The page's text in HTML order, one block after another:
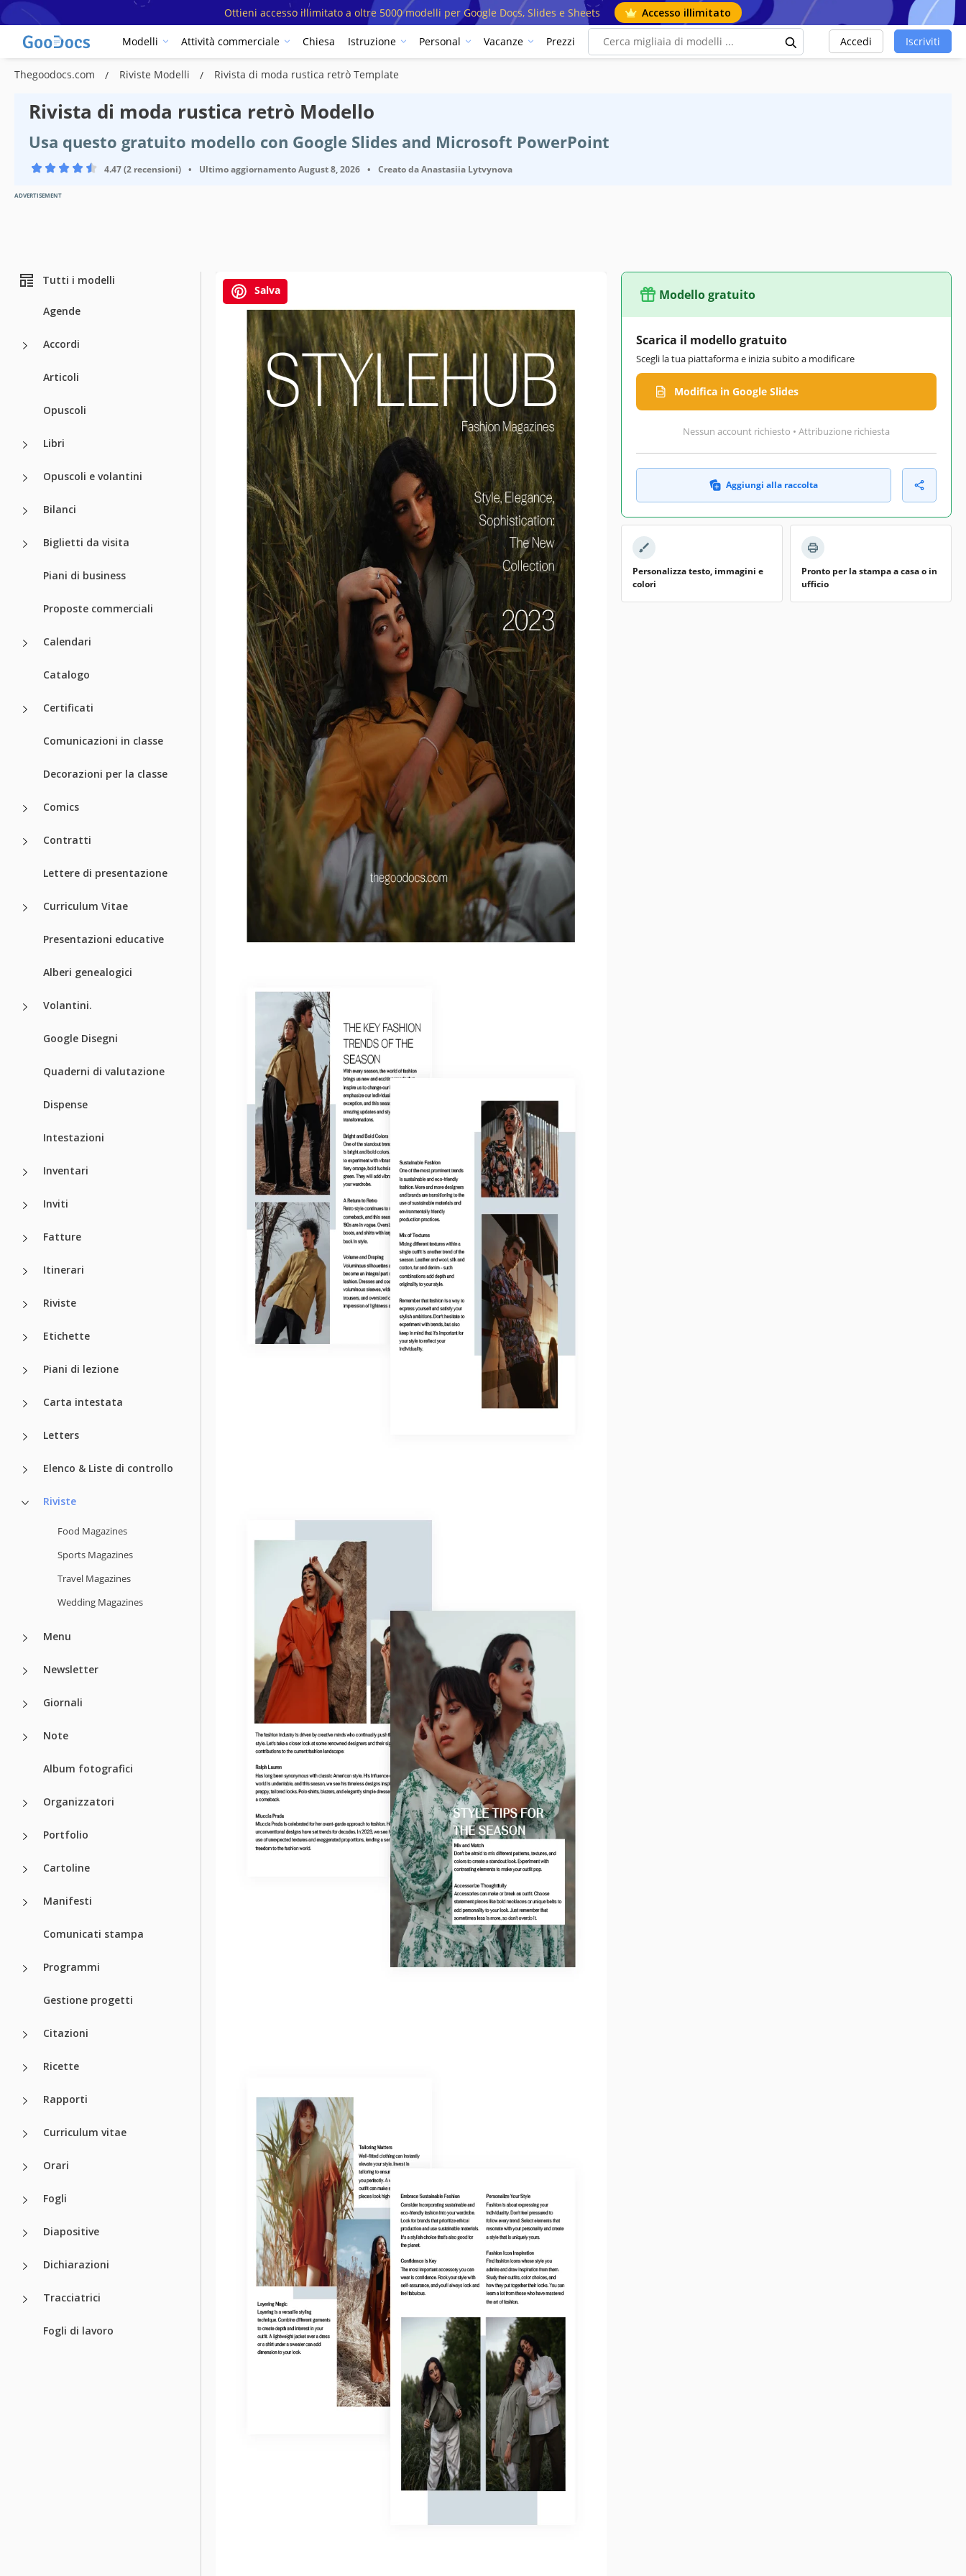
Ottieni accesso illimitato a oltre 5000 modelli per Google Docs, Slides e Sheets Accesso illimitato
Modelli Attività commerciale Chiesa Istruzione Personal Vacanze Prezzi Accedi Iscriviti
Thegoodocs.com Riviste Modelli Rivista di moda rustica retrò Template
Rivista di moda rustica retrò Modello
Usa questo gratuito modello con Google Slides and Microsoft PowerPoint
4.47 (2 recensioni) • Ultimo aggiornamentoAugust 8, 2026 • Creato daAnastasiia Lytvynova
ADVERTISEMENT
Tutti i modelli
Agende
Accordi
Articoli
Opuscoli
Libri
Opuscoli e volantini
Bilanci
Biglietti da visita
Piani di business
Proposte commerciali
Calendari
Catalogo
Certificati
Comunicazioni in classe
Decorazioni per la classe
Comics
Contratti
Lettere di presentazione
Curriculum Vitae
Presentazioni educative
Alberi genealogici
Volantini.
Google Disegni
Quaderni di valutazione
Dispense
Intestazioni
Inventari
Inviti
Fatture
Itinerari
Riviste
Etichette
Piani di lezione
Carta intestata
Letters
Elenco & Liste di controllo
Riviste
Food Magazines
Sports Magazines
Travel Magazines
Wedding Magazines
Menu
Newsletter
Giornali
Note
Album fotografici
Organizzatori
Portfolio
Cartoline
Manifesti
Comunicati stampa
Programmi
Gestione progetti
Citazioni
Ricette
Rapporti
Curriculum vitae
Orari
Fogli
Diapositive
Dichiarazioni
Tracciatrici
Fogli di lavoro
Salva Modello gratuito
Scarica il modello gratuito
Scegli la tua piattaforma e inizia subito a modificare
Modifica in Google Slides
Nessun account richiesto • Attribuzione richiesta
Aggiungi alla raccolta
Personalizza testo, immagini e
colori
Pronto per la stampa a casa o in
ufficio